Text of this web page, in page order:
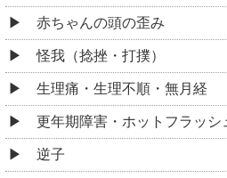
赤ちゃんの頭の歪み
怪我（捻挫・打撲）
生理痛・生理不順・無月経
更年期障害・ホットフラッシ
逆子